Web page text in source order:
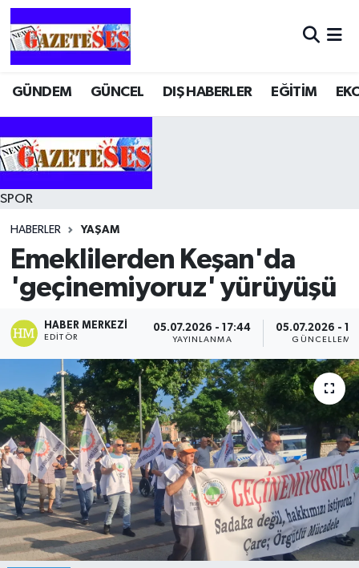
GÜNDEM GÜNCEL DIŞ HABERLER EĞİTİM
SPOR
HABERLER YAŞAM
Emeklilerden Keşan'da
'geçinemiyoruz' yürüyüşü
HABER MERKEZI
EDITÖR
05.07.2026 - 17:44
YAYINLANMA
05.07.2026 -
GÜNCELLEME